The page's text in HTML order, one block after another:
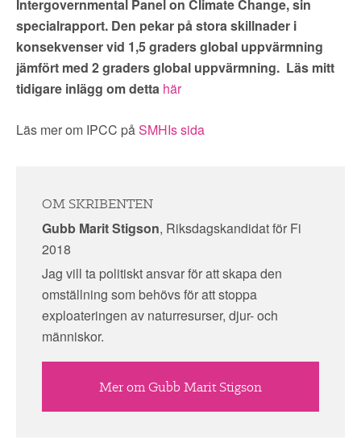
Intergovernmental Panel on Climate Change, sin
specialrapport. Den pekar på stora skillnader i
konsekvenser vid 1,5 graders global uppvärmning
jämfört med 2 graders global uppvärmning. Läs mitt
tidigare inlägg om detta här
Läs mer om IPCC påSMHIs sida
OM SKRIBENTEN
Gubb Marit Stigson, Riksdagskandidat för Fi
2018
Jag vill ta politiskt ansvar för att skapa den
omställning som behövs för att stoppa
exploateringen av naturresurser, djur- och
människor.
Mer om Gubb Marit Stigson